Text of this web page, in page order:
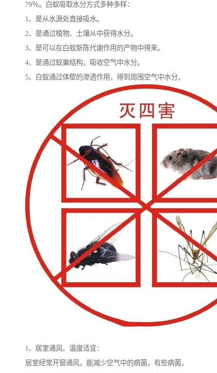
79％。白蚁吸取水分方式多种多样：
1、是从水源处直接吸水。
2、是通过植物、土壤从中获得水分。
3、是可以在白蚁新陈代谢作用的产物中得来。
4、是通过蚁巢结构，吸收空气中水分。
5、白蚁通过体壁的渗透作用，得到周围空气中水分。
1、居室通风、温度适宜：
居室经常开窗通风，能减少空气中的病菌，有些病菌，